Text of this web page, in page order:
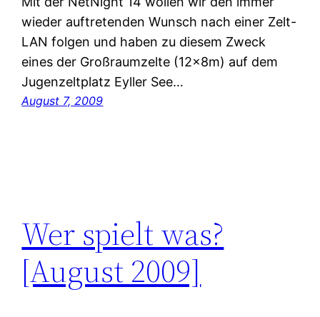
wieder auftretenden Wunsch nach einer Zelt-
LAN folgen und haben zu diesem Zweck
eines der Großraumzelte (12×8m) auf dem
Jugenzeltplatz Eyller See…
August 7, 2009
Wer spielt was?
[August 2009]